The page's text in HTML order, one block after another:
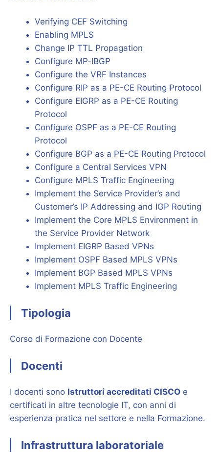
Verifying CEF Switching
Enabling MPLS
Change IP TTL Propagation
Configure MP-IBGP
Configure the VRF Instances
Configure RIP as a PE-CE Routing Protocol
Configure EIGRP as a PE-CE Routing
Protocol
Configure OSPF as a PE-CE Routing
Protocol
Configure BGP as a PE-CE Routing Protocol
Configure a Central Services VPN
Configure MPLS Traffic Engineering
Implement the Service Provider’s and
Customer’s IP Addressing and IGP Routing
Implement the Core MPLS Environment in
the Service Provider Network
Implement EIGRP Based VPNs
Implement OSPF Based MPLS VPNs
Implement BGP Based MPLS VPNs
Implement MPLS Traffic Engineering
Tipologia
Corso di Formazione con Docente
Docenti
I docenti sono Istruttori accreditati CISCO e
certificati in altre tecnologie IT, con anni di
esperienza pratica nel settore e nella Formazione.
Infrastruttura laboratoriale